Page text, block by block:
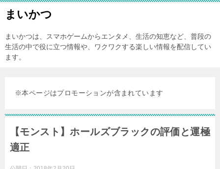
まいかつ
まいかつは、スマホゲームからエンタメ、生活の知恵など、普段の
生活の中で役に立つ情報や、ワクワクする楽しい情報を配信してい
ます。
※本ページはプロモーションが含まれています
【モンスト】ホールズブラックの評価と運極
適正